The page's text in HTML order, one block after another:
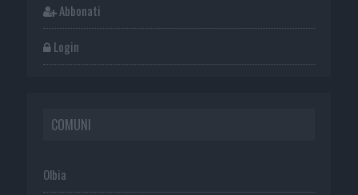
Abbonati
Login
COMUNI
Olbia